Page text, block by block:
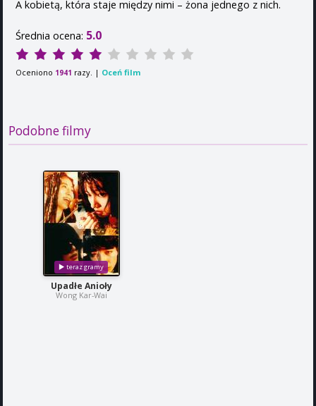
A kobietą, która staje między nimi – żona jednego z nich.
Średnia ocena: 5.0
Oceniono 1941 razy. | Oceń film
Podobne filmy
Upadłe Anioły
Wong Kar-Wai